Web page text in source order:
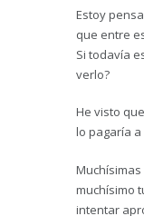
Estoy
que entre
Si todavía
verlo?
He visto
lo pagaría
muchísimo
intentar